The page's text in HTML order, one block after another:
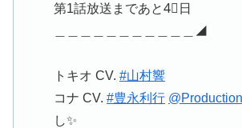
第1話放送まであと4⃣日
＿＿＿＿＿＿＿＿＿＿＿◢
トキオ CV. #山村響
コナ CV. #豊永利行
し✨